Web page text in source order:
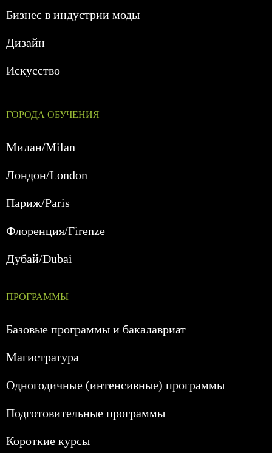
Бизнес в индустрии моды
Дизайн
Искусство
ГОРОДА ОБУЧЕНИЯ
Милан/Milan
Лондон/London
Париж/Paris
Флоренция/Firenze
Дубай/Dubai
ПРОГРАММЫ
Базовые программы и бакалавриат
Магистратура
Одногодичные (интенсивные) программы
Подготовительные программы
Короткие курсы